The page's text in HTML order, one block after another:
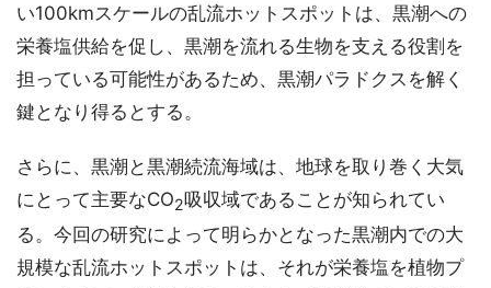
い100kmスケールの乱流ホットスポットは、黒潮への
栄養塩供給を促し、黒潮を流れる生物を支える役割を
担っている可能性があるため、黒潮パラドクスを解く
鍵となり得るとする。
さらに、黒潮と黒潮続流海域は、地球を取り巻く大気
にとって主要なCO2吸収域であることが知られてい
る。今回の研究によって明らかとなった黒潮内での大
規模な乱流ホットスポットは、それが栄養塩を植物プ